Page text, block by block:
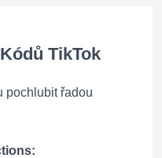
TikTok
pochlubit řadou